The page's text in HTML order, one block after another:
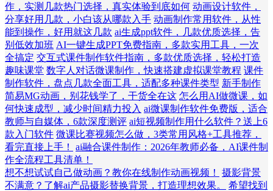
作，实测几款热门选择，真实体验到底如何 动画设计软件，
分享好用几款，小白该从哪款入手 动画制作常用软件，从性
能到操作，好用就这几款 ai生成ppt软件，几款优质选择，告
别低效加班 AI一键生成PPT免费指南，多款实用工具，一次
全搞定 交互式课件制作软件指南，多款优质选择，轻松打造
趣味课堂 数字人对话微课制作，快速搭建虚拟课堂教程 课件
制作软件，盘点几款全面工具，适配多种课件类型 新手制作
简易MG动画，别花钱学了，干货全在这 怎么用AI做微课，如
何快速成型，减少时间精力投入 ai微课制作软件免费版，适合
教师与自媒体，6款深度测评 ai短视频制作用什么软件？送上6
款入门软件 微课比赛视频怎么做，3类常用风格+工具推荐，
看完直接上手！
ai融合课件制作：2026年教师必备，AI课件制
作全流程工具清单！
想不想试试自己做动画？教你在线制作动画视频！
摄影背景
不满意？了解ai产品摄影替换背景，打造理想效果。
希望找到